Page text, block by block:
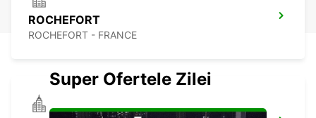
ROCHEFORT
ROCHEFORT - FRANCE
Super Ofertele Zilei